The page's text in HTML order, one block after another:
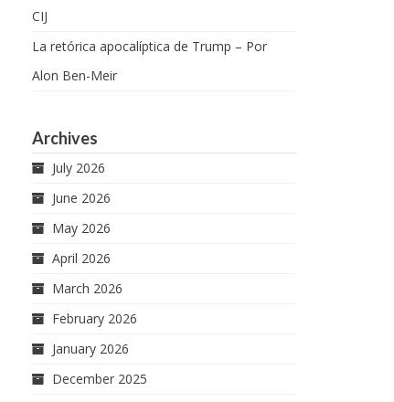
CIJ
La retórica apocalíptica de Trump – Por
Alon Ben-Meir
Archives
July 2026
June 2026
May 2026
April 2026
March 2026
February 2026
January 2026
December 2025